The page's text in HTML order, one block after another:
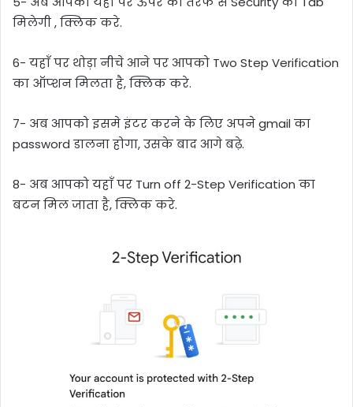
मिलेगी , क्लिक करे.
6- यहाँ पर थोड़ा नीचे आने पर आपको Two Step Verification
का ऑप्शन मिलता है, क्लिक करे.
7- अब आपको इसमे इंटर करने के लिए अपने gmail का
password डालना होगा, उसके बाद आगे बढ़े.
8- अब आपको यहाँ पर Turn off 2-Step Verification का
बटन मिल जाता है, क्लिक करे.